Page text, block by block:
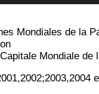
Mon­diales de la
Mon­diale de